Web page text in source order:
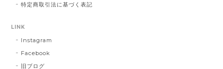
特定商取引法に基づく表記
LINK
Instagram
Facebook
旧ブログ